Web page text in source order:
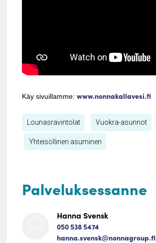
Käy sivuillamme: www.nonnakallavesi.fi
Lounasravintolat Vuokra-asunnot
Yhteisöllinen asuminen
Palveluksessanne
Hanna Svensk
050 538 5474
hanna.svensk@nonnagroup.fi